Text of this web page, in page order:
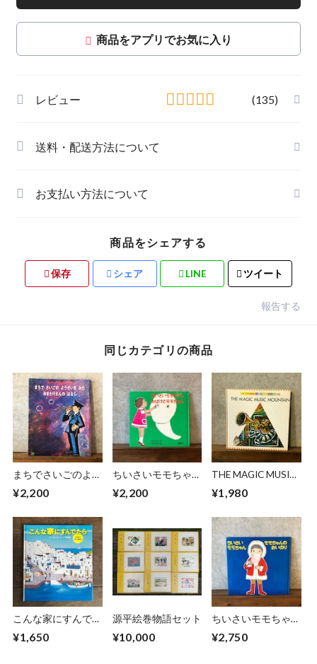
商品をアプリでお気に入り
レビュー (135)
送料・配送方法について
お支払い方法について
商品をシェアする
保存 シェア LINE ツイート
報告する
同じカテゴリの商品
まちでさいごのよう
さんのはなし
¥2,200
ちいさいモモちゃ
ゃん
¥2,200
THE MAGIC MUSIC
¥1,980
こんな家にすんでた
¥1,650
源平絵巻物語セット
¥10,000
ちいさいモモちゃ
いのり
¥2,750